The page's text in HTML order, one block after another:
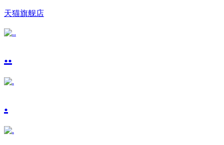
天猫旗舰店
..
.